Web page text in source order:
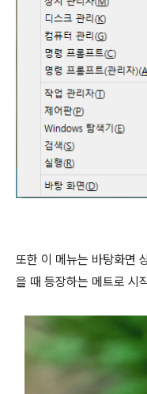
또한 이 메뉴는 바탕화면
을 때 등장하는 메트로 시